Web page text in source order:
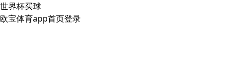
世界杯买球
欧宝体育app首页登录